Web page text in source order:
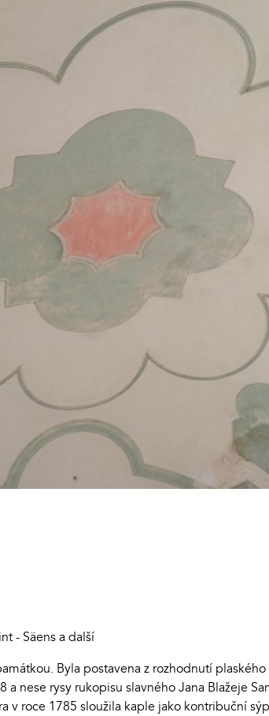
- Säens a další
Byla postavena z rozhodnutí
nese rysy rukopisu slavného Jana Blažeje
v roce 1785 sloužila kaple jako kontribuční